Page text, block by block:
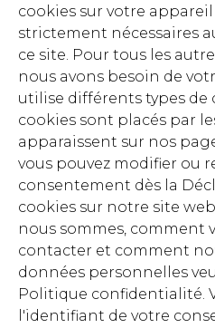
cookies sur votre appareil
strictement nécessaires
ce site. Pour tous les
nous avons besoin de
utilise différents types de
cookies sont placés par
apparaissent sur nos
vous pouvez modifier ou
consentement dès la
cookies sur notre site
nous sommes, comment
contacter et comment
données personnelles
Politique confidentialité.
l'identifiant de votre